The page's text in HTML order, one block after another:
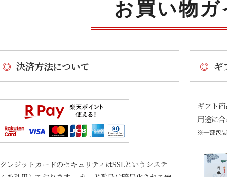
お買い物
◎ 決済方法について
クレジットカードのセキュリティはSSLというシステ
◎ ギ
ギフト
用途に
※一部包